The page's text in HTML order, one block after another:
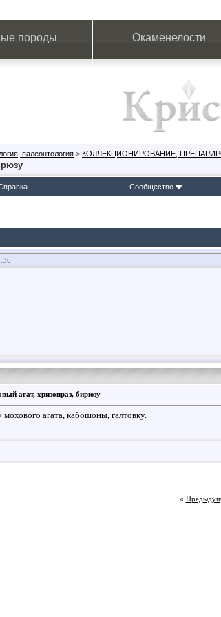
породы Окаменелости
палеонтология > КОЛЛЕКЦИОНИРОВАНИЕ,
Сообщество
агат, хризопраз, бирюзу
агата, кабошоны, галтовку.
«